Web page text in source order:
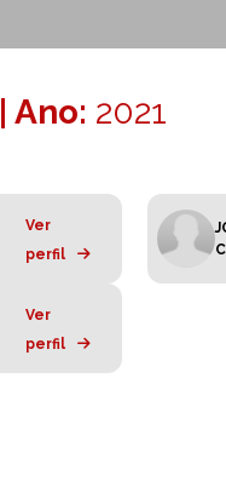
| Ano: 2021
Ver
perfil
Ver
perfil